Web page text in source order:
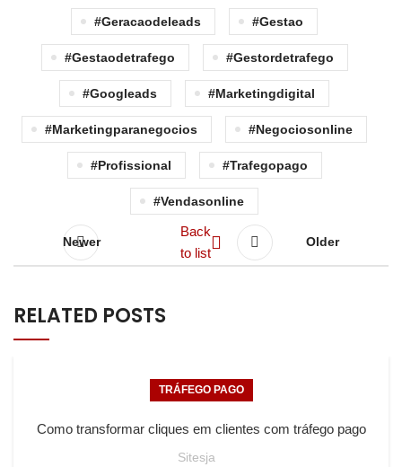
#geracaodeleads #gestao
#gestaodetrafego #gestordetrafego
#googleads #marketingdigital
#marketingparanegocios #negociosonline
#profissional #trafegopago
#vendasonline
Newer
Back
to list
Older
RELATED POSTS
TRÁFEGO PAGO
Como transformar cliques em clientes com tráfego pago
Sitesja